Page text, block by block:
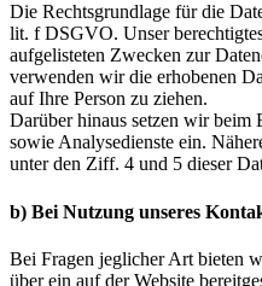
Die Rechtsgrundlage für die
lit. f DSGVO. Unser
aufgelisteten Zwecken zur
verwenden wir die erhobenen
auf Ihre Person zu ziehen.
Darüber hinaus setzen wir beim
sowie Analysedienste ein.
unter den Ziff. 4 und 5 dieser
b) Bei Nutzung unseres
Bei Fragen jeglicher Art bieten
über ein auf der Website